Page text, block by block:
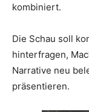
kombiniert.
Die Schau soll
hinterfragen,
Narrative neu
präsentieren.